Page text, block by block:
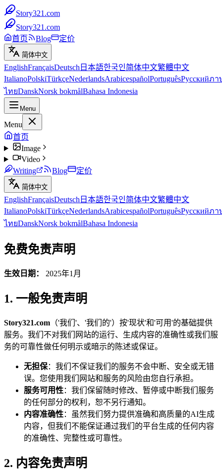
Story321.com
Story321.com
首页
Blog 定价
简体中文
EnglishFrançaisDeutsch 日本語한국인简体中文繁體中文
ItalianoPolskiTürkçeNederlandsArabicespañolPortuguêsРусскийภา
ไทยDanskNorsk bokmålBahasa Indonesia
Menu
Menu
首页
Image
Video
Writing
Blog 定价
简体中文
EnglishFrançaisDeutsch 日本語한국인简体中文繁體中文
ItalianoPolskiTürkçeNederlandsArabicespañolPortuguêsРусскийภา
ไทยDanskNorsk bokmålBahasa Indonesia
免费免责声明
生效日期： 2025年1月
1. 一般免责声明
Story321.com （'我们'、'我们的'）按'现状'和'可用'的基础提供
服务。我们不对我们网站的运行、生成内容的准确性或我们服
务的可靠性做任何明示或暗示的陈述或保证。
无担保：我们不保证我们的服务不会中断、安全或无错
误。您使用我们网站和服务的风险由您自行承担。
服务可用性：我们保留随时修改、暂停或中断我们服务
的任何部分的权利，恕不另行通知。
内容准确性：虽然我们努力提供准确和高质量的AI生成
内容，但我们不能保证通过我们的平台生成的任何内容
的准确性、完整性或可靠性。
2. 内容免责声明